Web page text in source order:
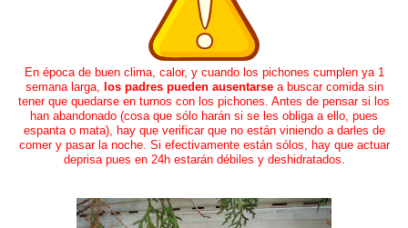
En época de buen clima, calor, y cuando los pichones cumplen ya 1
semana larga, los padres pueden ausentarse a buscar comida sin
tener que quedarse en turnos con los pichones. Antes de pensar si los
han abandonado (cosa que sólo harán si se les obliga a ello, pues
espanta o mata), hay que verificar que no están viniendo a darles de
comer y pasar la noche. Si efectivamente están sólos, hay que actuar
deprisa pues en 24h estarán débiles y deshidratados.